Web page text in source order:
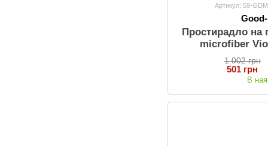
Артикул: 59-
Простирадло на
microfiber
1 002 грн
501 грн
В